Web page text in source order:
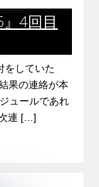
4回目
をしていた
果の連絡が本
ュールであれ
連 […]